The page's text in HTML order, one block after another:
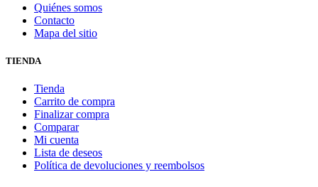
Quiénes somos
Contacto
Mapa del sitio
TIENDA
Tienda
Carrito de compra
Finalizar compra
Comparar
Mi cuenta
Lista de deseos
Política de devoluciones y reembolsos